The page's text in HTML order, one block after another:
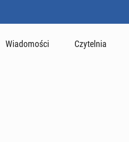
Wiadomości Czytelnia